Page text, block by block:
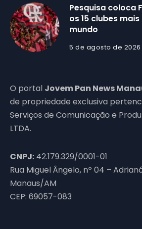
Pesquisa coloca
os 15 clubes
mundo
5 de agosto de 2026
O portal Jovem Pan News
de propriedade exclusiva
Serviços de Comunicação e
LTDA.
CNPJ: 42.179.329/0001-01
Rua Miguel Ângelo, nº 04 –
Manaus/AM
CEP: 69057-083